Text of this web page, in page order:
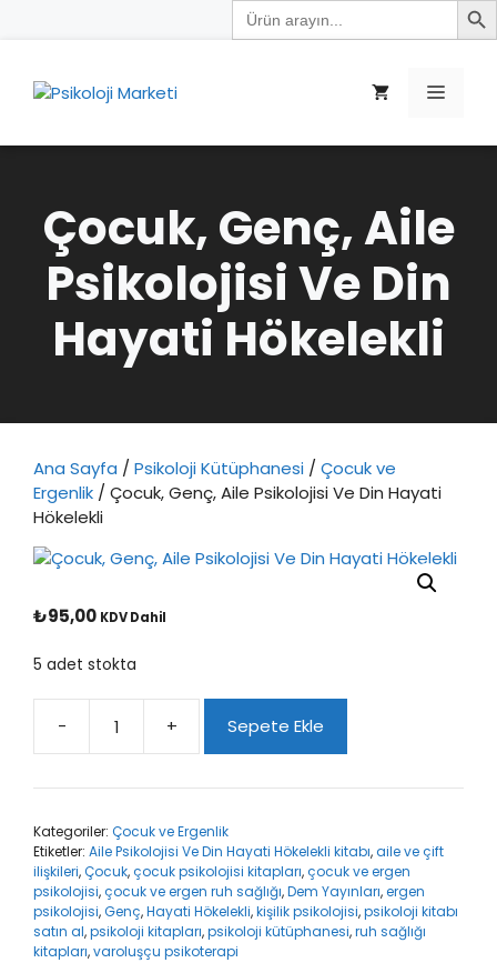
Search
for:
Menü
Çocuk, Genç, Aile
Psikolojisi Ve Din
Hayati Hökelekli
Ana Sayfa / Psikoloji Kütüphanesi / Çocuk ve
Ergenlik / Çocuk, Genç, Aile Psikolojisi Ve Din Hayati
Hökelekli
₺95,00 KDV Dahil
5 adet stokta
-
Çocuk,
Genç,
Aile
Ve
Din
Hayati
Hökelekli
adet
+ Sepete Ekle
Kategoriler: Çocuk ve Ergenlik
Etiketler: Aile Psikolojisi Ve Din Hayati Hökelekli kitabı,aile ve çift
ilişkileri,Çocuk,çocuk psikolojisi kitapları,çocuk ve ergen
psikolojisi,çocuk ve ergen ruh sağlığı,Dem Yayınları,ergen
psikolojisi,Genç,Hayati Hökelekli,kişilik psikolojisi,psikoloji kitabı
satın al,psikoloji kitapları,psikoloji kütüphanesi,ruh sağlığı
kitapları,varoluşçu psikoterapi